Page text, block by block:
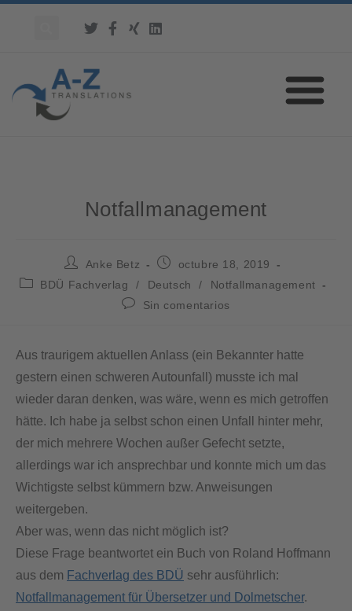
Notfallmanagement
Anke Betz
octubre 18, 2019
BDÜ Fachverlag
/ Deutsch /
Notfallmanagement
Sin comentarios
Aus traurigem aktuellen Anlass (ein Bekannter hatte
gestern einen schweren Autounfall) musste ich mal
wieder daran denken, was wäre, wenn es mich getroffen
hätte. Ich habe ja selbst schon einen Unfall hinter mehr,
der mich mehrere Wochen außer Gefecht setzte,
allerdings war ich ansprechbar und konnte mich um das
Wichtigste selbst kümmern bzw. Anweisungen
weitergeben.
Aber was, wenn das nicht möglich ist?
Diese Frage beantwortet ein Buch von Roland Hoffmann
aus dem Fachverlag des BDÜ sehr ausführlich:
Notfallmanagement für Übersetzer und Dolmetscher.